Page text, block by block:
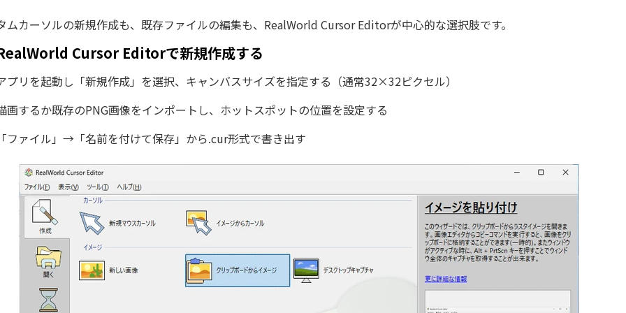
ムカーソルの新規作成も、既存ファイルの編集も、RealWorld Cursor Editorが中心的な選択肢です。
Cursor Editorで新規作成する
プリを起動し「新規作成」を選択、キャンバスサイズを指定する（通常32×32ピクセル）
画するか既存のPNG画像をインポートし、ホットスポットの位置を設定する
ファイル」→「名前を付けて保存」から.cur形式で書き出す